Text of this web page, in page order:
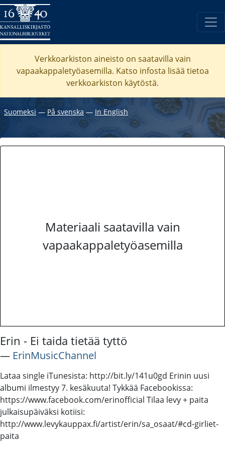
Verkkoarkiston aineisto on saatavilla vain
vapaakappaletyöasemilla. Katso infosta lisää tietoa
verkkoarkiston käytöstä.
Suomeksi ― På svenska ― In English
Materiaali saatavilla vain
vapaakappaletyöasemilla
Erin - Ei taida tietää tyttö
― ErinMusicChannel
Lataa single iTunesista: http://bit.ly/141u0gd Erinin uusi
albumi ilmestyy 7. kesäkuuta! Tykkää Facebookissa:
https://www.facebook.com/erinofficial Tilaa levy + paita
julkaisupäiväksi kotiisi:
http://www.levykauppax.fi/artist/erin/sa_osaat/#cd-girliet-
paita